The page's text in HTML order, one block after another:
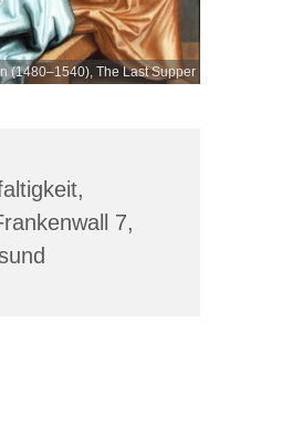
(1480–1540), The Last Supper
7,